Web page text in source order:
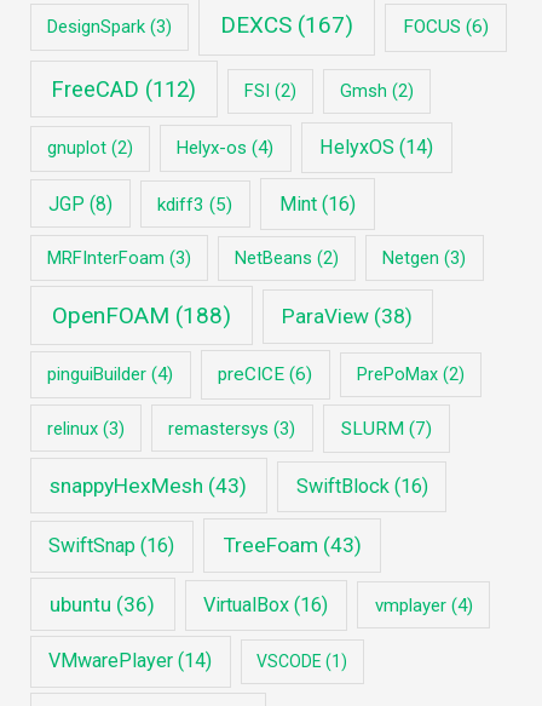
DesignSpark(3) DEXCS (167) FOCUS (6)
FreeCAD (112) FSI (2) Gmsh (2)
gnuplot(2) Helyx-os (4) HelyxOS (14)
JGP (8) kdiff3 (5) Mint(16)
MRFInterFoam (3) NetBeans (2) Netgen (3)
OpenFOAM (188) ParaView (38)
pinguiBuilder (4) preCICE (6) PrePoMax (2)
relinux(3) remastersys (3) SLURM(7)
snappyHexMesh (43) SwiftBlock(16)
SwiftSnap (16) TreeFoam (43)
ubuntu (36) VirtualBox (16) vmplayer(4)
VMwarePlayer (14) VSCODE (1)